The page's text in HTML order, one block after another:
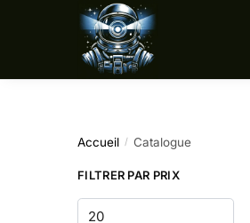
navigation
Accueil / Catalogue
FILTRER PAR PRIX
Prix